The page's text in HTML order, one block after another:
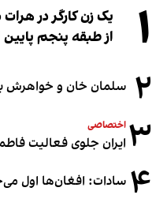
۱
یک زن کارگر در
از طبقه پنجم
۲ سلمان خان و خواهرش
۳ اختصاصی
ایران جلوی فعالیت
۴ سادات: افغان‌ها اول